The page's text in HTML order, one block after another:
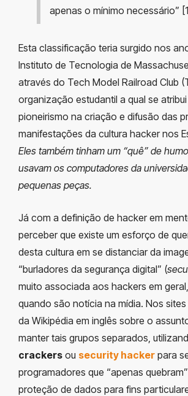
apenas o mínimo necessário”
Esta classificação teria surgido nos
Instituto de Tecnologia de
através do Tech Model Railroad Club
organização estudantil a qual se
pioneirismo na criação e difusão das
manifestações da cultura hacker nos
Eles também tinham um “quê” de
usavam os computadores da
pequenas peças.
Já com a definição de hacker em
perceber que existe um esforço de
desta cultura em se distanciar da
“burladores da segurança digital” (
muito associada aos hackers em
quando são notícia na mídia. Nos
da Wikipédia em inglês sobre o
manter tais grupos separados,
crackers ou security hacker para
programadores que “apenas
proteção de dados para fins